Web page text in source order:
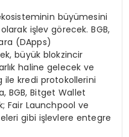
büyümesini
işlev görecek. BGB,
(DApps)
büyük blokzincir
haline gelecek ve
ile kredi protokollerini
BGB, Bitget Wallet
Fair Launchpool ve
gibi işlevlere entegre